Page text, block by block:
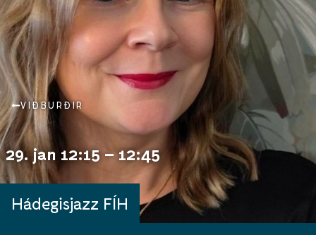
VIÐBURÐIR
29. jan 12:15 – 12:45
Hádegisjazz FÍH